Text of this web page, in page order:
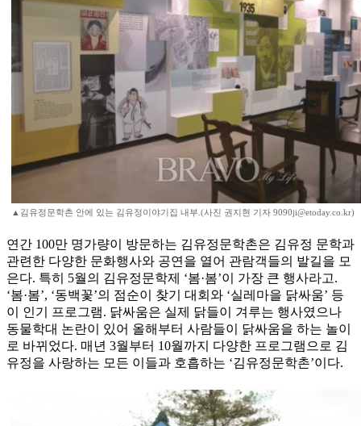
▲김유정문학촌 안에 있는 김유정이야기집 내부.(사진 권지현 기자 9090ji@etoday.co.kr)
연간 100만 명가량이 방문하는 김유정문학촌은 김유정 문학과
관련한 다양한 문화행사와 공연을 열어 관람객들의 발길을 모
은다. 특히 5월의 김유정문학제 ‘봄·봄’이 가장 큰 행사라고.
‘봄·봄’, ‘동백꽃’의 점순이 찾기 대회와 ‘실레마을 닭싸움’ 등
이 인기 프로그램. 닭싸움은 실제 닭들이 겨루는 행사였으나
동물학대 논란이 있어 올해부터 사람들이 닭싸움을 하는 놀이
로 바뀌었다. 매년 3월부터 10월까지 다양한 프로그램으로 김
유정을 사랑하는 모든 이들과 호흡하는 ‘김유정문학촌’이다.